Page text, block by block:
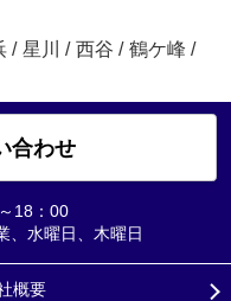
/ 星川 / 西谷 / 鶴ケ峰 /
合わせ
18：00
、水曜日、木曜日
概要